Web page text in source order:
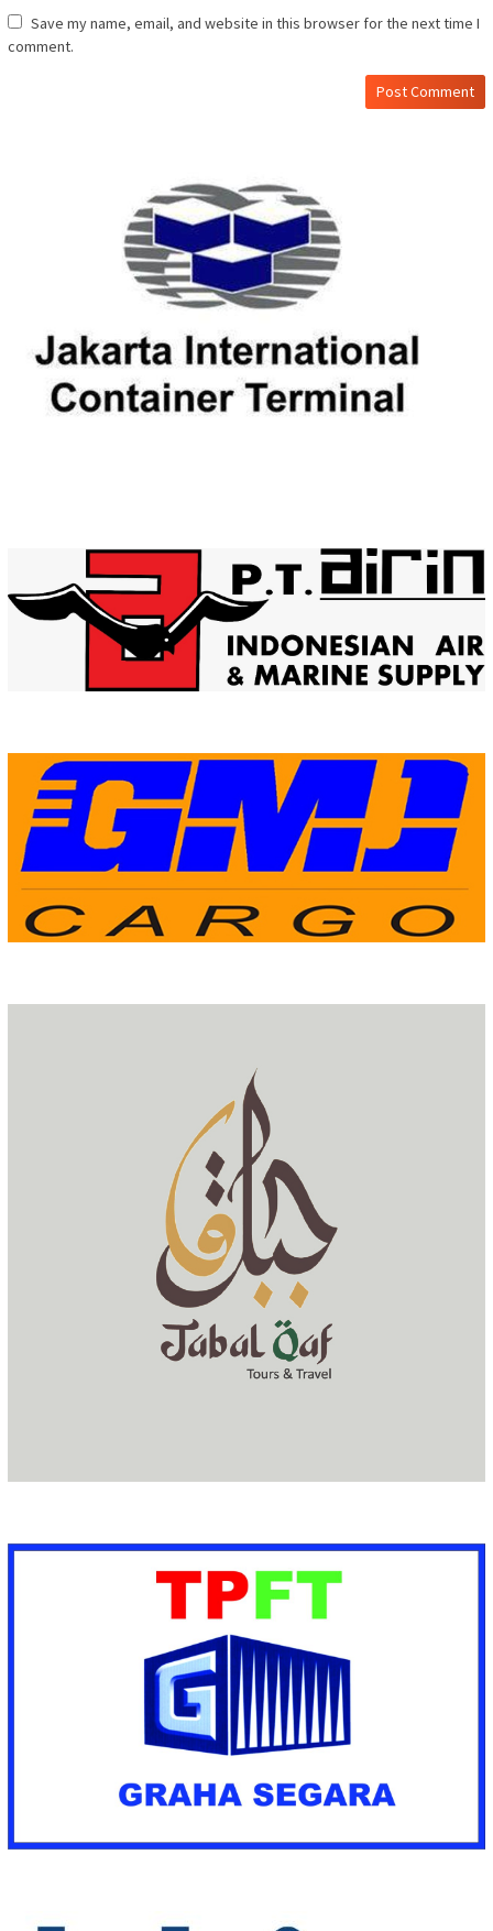
Save my name, email, and website in this browser for the next time I
comment.